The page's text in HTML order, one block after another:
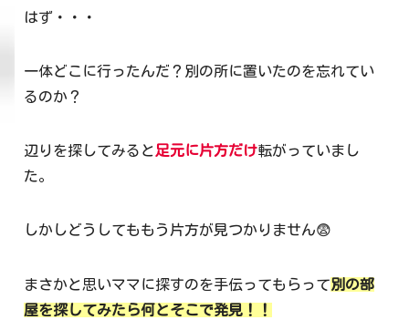
はず・・・
一体どこに行ったんだ？別の所に置いたのを忘れてい
るのか？
辺りを探してみると 足元に片方だけ転がっていまし
た。
しかしどうしてももう片方が見つかりません😨
まさかと思いママに探すのを手伝ってもらって別の部
屋を探してみたら何とそこで発見！！